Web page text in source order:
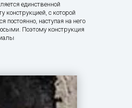
единственной
конструкцией, с которой
постоянно, наступая на него
Поэтому конструкция